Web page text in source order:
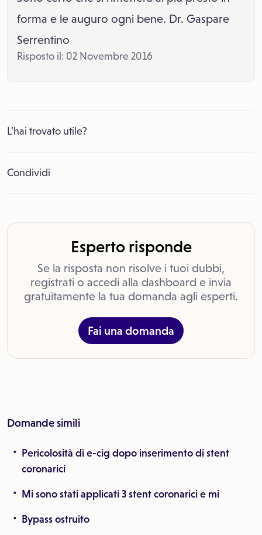
forma e le auguro ogni bene. Dr. Gaspare
Serrentino
Risposto il: 02 Novembre 2016
L’hai trovato utile?
Condividi
Esperto risponde
Se la risposta non risolve i tuoi dubbi,
registrati o accedi alla dashboard e invia
gratuitamente la tua domanda agli esperti.
Fai una domanda
Domande simili
Pericolosità di e-cig dopo inserimento di stent
coronarici
Mi sono stati applicati 3 stent coronarici e mi
Bypass ostruito